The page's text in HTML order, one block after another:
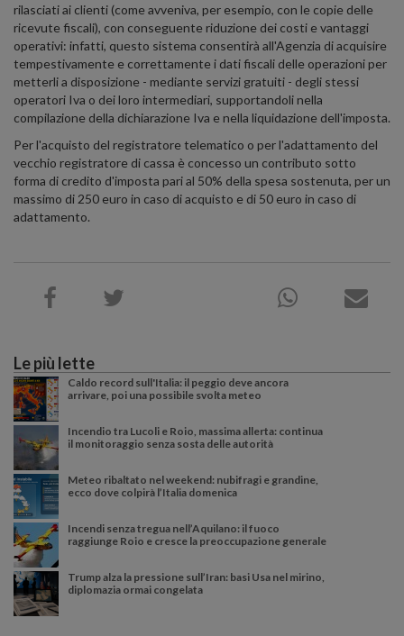
rilasciati ai clienti (come avveniva, per esempio, con le copie delle
ricevute fiscali), con conseguente riduzione dei costi e vantaggi
operativi: infatti, questo sistema consentirà all'Agenzia di acquisire
tempestivamente e correttamente i dati fiscali delle operazioni per
metterli a disposizione - mediante servizi gratuiti - degli stessi
operatori Iva o dei loro intermediari, supportandoli nella
compilazione della dichiarazione Iva e nella liquidazione dell'imposta.
Per l'acquisto del registratore telematico o per l'adattamento del
vecchio registratore di cassa è concesso un contributo sotto
forma di credito d'imposta pari al 50% della spesa sostenuta, per un
massimo di 250 euro in caso di acquisto e di 50 euro in caso di
adattamento.
Le più lette
Caldo record sull'Italia: il peggio deve ancora
arrivare, poi una possibile svolta meteo
Incendio tra Lucoli e Roio, massima allerta: continua
il monitoraggio senza sosta delle autorità
Meteo ribaltato nel weekend: nubifragi e grandine,
ecco dove colpirà l’Italia domenica
Incendi senza tregua nell’Aquilano: il fuoco
raggiunge Roio e cresce la preoccupazione generale
Trump alza la pressione sull’Iran: basi Usa nel mirino,
diplomazia ormai congelata